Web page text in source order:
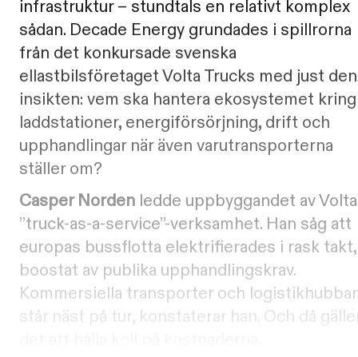
infrastruktur − stundtals en relativt komplex
sådan. Decade Energy grundades i spillrorna
från det konkursade svenska
ellastbilsföretaget Volta Trucks med just den
insikten: vem ska hantera ekosystemet kring
laddstationer, energiförsörjning, drift och
upphandlingar när även varutransporterna
ställer om?
Casper Norden ledde uppbyggandet av
”truck-as-a-service”-verksamhet. Han såg att
europas bussflotta elektrifierades i rask takt,
boostat av publika upphandlingskrav.
Kommersiella transporter och logistikhubbar
står näst på tur, konstaterar han. Och då